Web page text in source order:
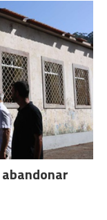
abandonar